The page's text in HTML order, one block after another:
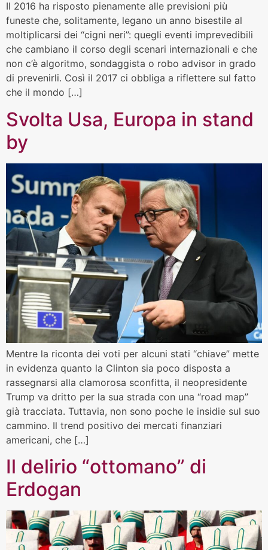
Il 2016 ha risposto pienamente alle previsioni più
funeste che, solitamente, legano un anno bisestile al
moltiplicarsi dei “cigni neri”: quegli eventi imprevedibili
che cambiano il corso degli scenari internazionali e che
non c’è algoritmo, sondaggista o robo advisor in grado
di prevenirli. Così il 2017 ci obbliga a riflettere sul fatto
che il mondo […]
Svolta Usa, Europa in stand
by
Mentre la riconta dei voti per alcuni stati “chiave” mette
in evidenza quanto la Clinton sia poco disposta a
rassegnarsi alla clamorosa sconfitta, il neopresidente
Trump va dritto per la sua strada con una “road map”
già tracciata. Tuttavia, non sono poche le insidie sul suo
cammino. Il trend positivo dei mercati finanziari
americani, che […]
Il delirio “ottomano” di
Erdogan